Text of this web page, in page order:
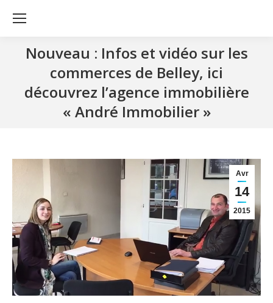
Nouveau : Infos et vidéo sur les
commerces de Belley, ici
découvrez l’agence immobilière
« André Immobilier »
Avr
14
2015